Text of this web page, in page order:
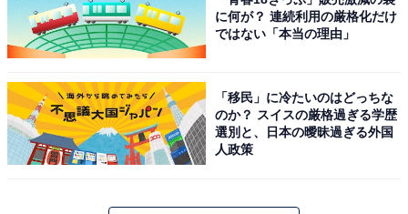
に何が？ 連続利用の厳格化だけ
ではない「本当の理由」
「移民」に冷たいのはどっちな
のか？ スイスの厳格過ぎる学歴
選別と、日本の曖昧過ぎる外国
人政策